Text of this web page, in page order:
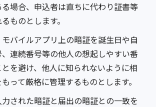
場合、申込者は直ちに代わり証書等
ものとします。
バイルアプリ上の暗証を誕生日や自
連続番号等の他人の想起しやすい番
を避け、他人に知られないように相
って厳格に管理するものとします。
された暗証と届出の暗証との一致を